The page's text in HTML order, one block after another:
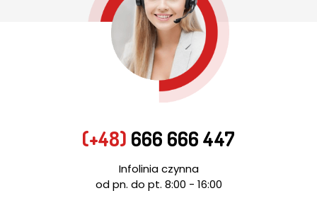
(+48) 666 666 447
Infolinia czynna
od pn. do pt. 8:00 - 16:00